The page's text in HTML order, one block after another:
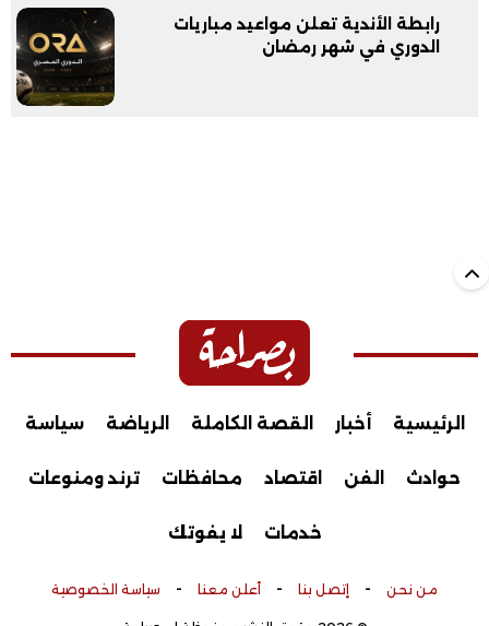
رابطة الأندية تعلن مواعيد مباريات
الدوري في شهر رمضان
الرئيسية أخبار القصة الكاملة الرياضة سياسة
حوادث الفن اقتصاد محافظات ترند ومنوعات
خدمات لا يفوتك
من نحن - إتصل بنا - أعلن معنا - سياسة الخصوصية